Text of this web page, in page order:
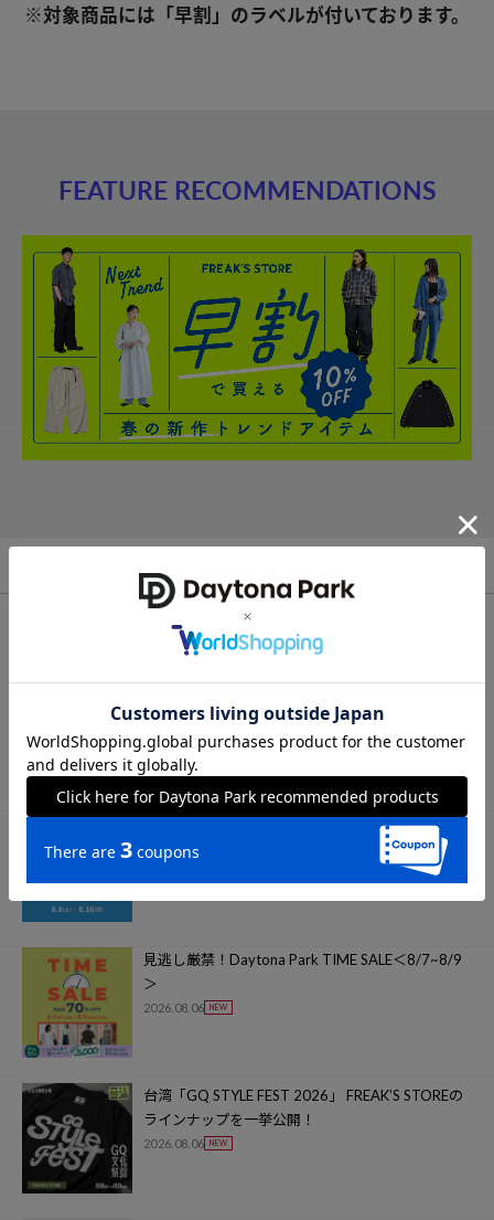
※対象商品には「早割」のラベルが付いております。
FEATURE RECOMMENDATIONS
その他新着ニュース
SUMMER POINT FES ポイント5倍キャンペーンが
開催！＜8/8~8/11＞
2026.08.07
【アウトレット店舗限定】2BUY10%OFFキャンペ
ーン！＜8/8~8/16＞
見逃し厳禁！Daytona Park TIME SALE＜8/7~8/9
＞
2026.08.06
台湾「GQ STYLE FEST 2026」 FREAK’S STOREの
ラインナップを一挙公開！
2026.08.06